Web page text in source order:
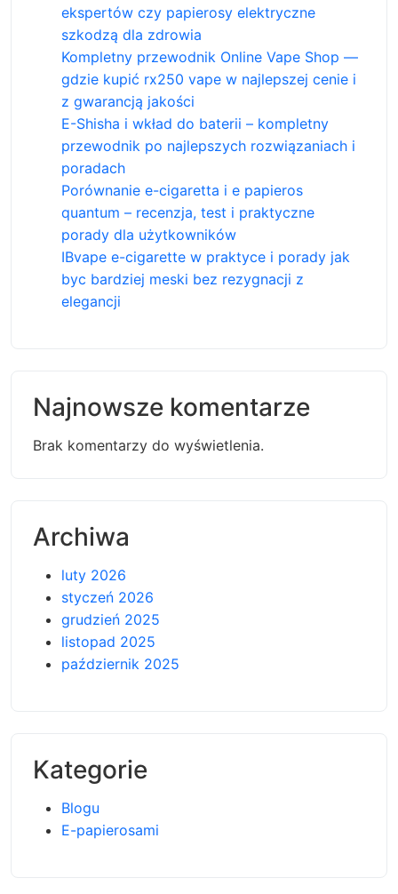
ekspertów czy papierosy elektryczne
szkodzą dla zdrowia
Kompletny przewodnik Online Vape Shop —
gdzie kupić rx250 vape w najlepszej cenie i
z gwarancją jakości
E-Shisha i wkład do baterii – kompletny
przewodnik po najlepszych rozwiązaniach i
poradach
Porównanie e-cigaretta i e papieros
quantum – recenzja, test i praktyczne
porady dla użytkowników
IBvape e-cigarette w praktyce i porady jak
byc bardziej meski bez rezygnacji z
elegancji
Najnowsze komentarze
Brak komentarzy do wyświetlenia.
Archiwa
luty 2026
styczeń 2026
grudzień 2025
listopad 2025
październik 2025
Kategorie
Blogu
E-papierosami